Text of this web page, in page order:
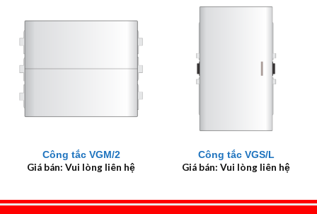
Công tắc VGM/2
Giá bán: Vui lòng liên hệ
Công tắc VGS/L
Giá bán: Vui lòng liên hệ